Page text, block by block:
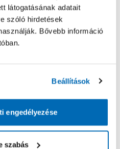
látogatásának adatait
szóló hirdetések
Bővebb információ
Beállítások
engedélyezése
szabás